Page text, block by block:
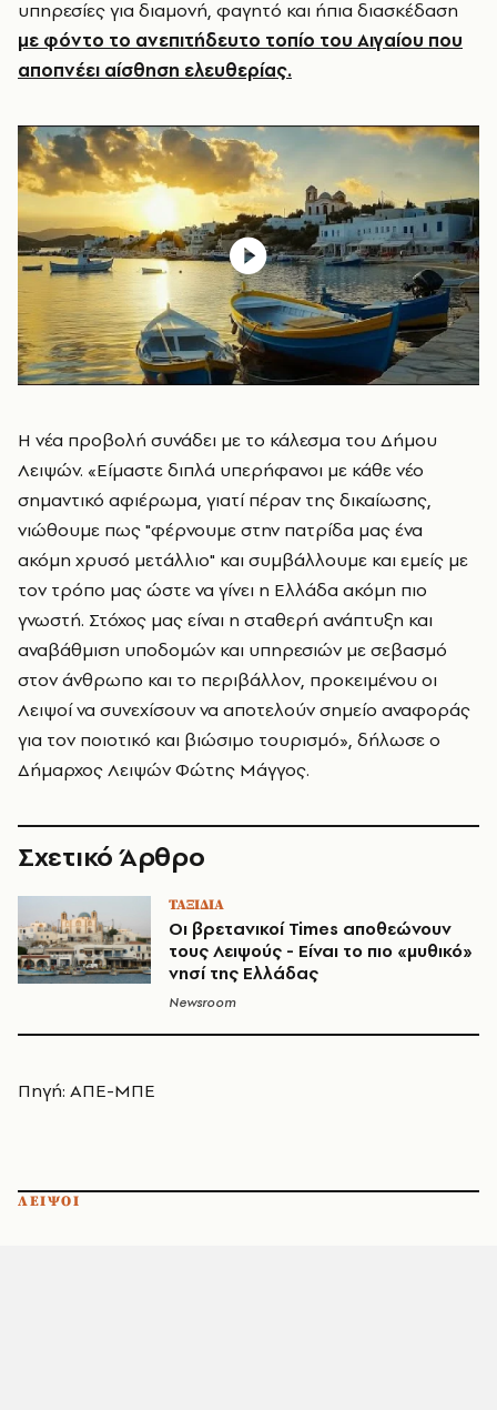
υπηρεσίες για διαμονή, φαγητό και ήπια διασκέδαση
με φόντο το ανεπιτήδευτο τοπίο του Αιγαίου που
αποπνέει αίσθηση ελευθερίας.
Η νέα προβολή συνάδει με το κάλεσμα του Δήμου
Λειψών. «Είμαστε διπλά υπερήφανοι με κάθε νέο
σημαντικό αφιέρωμα, γιατί πέραν της δικαίωσης,
νιώθουμε πως "φέρνουμε στην πατρίδα μας ένα
ακόμη χρυσό μετάλλιο" και συμβάλλουμε και εμείς με
τον τρόπο μας ώστε να γίνει η Ελλάδα ακόμη πιο
γνωστή. Στόχος μας είναι η σταθερή ανάπτυξη και
αναβάθμιση υποδομών και υπηρεσιών με σεβασμό
στον άνθρωπο και το περιβάλλον, προκειμένου οι
Λειψοί να συνεχίσουν να αποτελούν σημείο αναφοράς
για τον ποιοτικό και βιώσιμο τουρισμό», δήλωσε ο
Δήμαρχος Λειψών Φώτης Μάγγος.
Σχετικό Άρθρο
ΤΑΞΙΔΙΑ
Οι βρετανικοί Times αποθεώνουν
τους Λειψούς - Είναι το πιο «μυθικό»
νησί της Ελλάδας
Newsroom
Πηγή: ΑΠΕ-ΜΠΕ
ΛΕΙΨΟΙ